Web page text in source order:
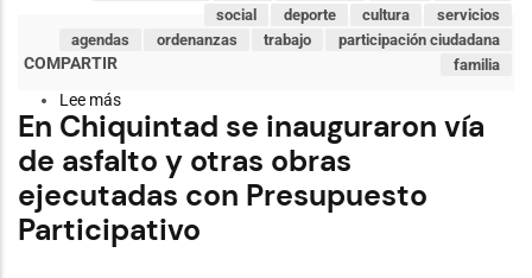
servicios
cultura
deporte
social
participación ciudadana
trabajo
ordenanzas
agendas
familia
Lee más
En
12
meses
Cuenca
hace
con
En Chiquintad se inauguraron vía
de asfalto y otras obras
ejecutadas con Presupuesto
Participativo